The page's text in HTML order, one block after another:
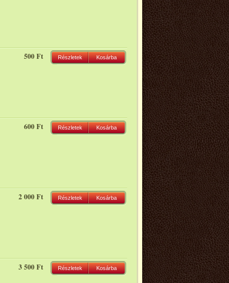
500 Ft Részletek Kosárba
600 Ft Részletek Kosárba
2 000 Ft Részletek Kosárba
3 500 Ft Részletek Kosárba